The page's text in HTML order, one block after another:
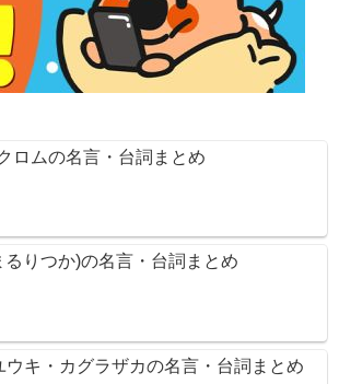
ロムの名言・台詞まとめ
るりつか)の名言・台詞まとめ
ウキ・カグラザカの名言・台詞まとめ